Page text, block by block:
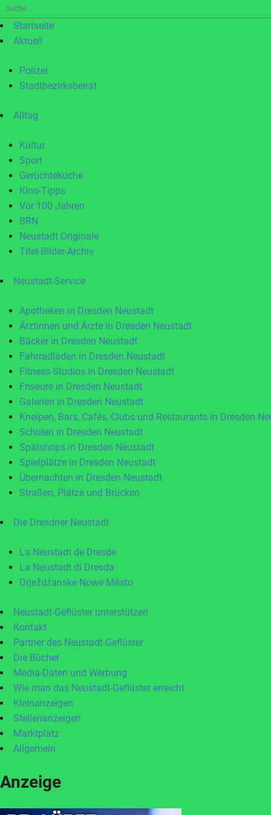
Suche
nach:Startseite
Aktuell
Polizei
Stadtbezirksbeirat
Alltag
Kultur
Sport
Gerüchteküche
Kino-Tipps
Vor 100 Jahren
BRN
Neustadt Originale
Titel-Bilder-Archiv
Neustadt-Service
Apotheken in Dresden Neustadt
Ärztinnen und Ärzte in Dresden Neustadt
Bäcker in Dresden Neustadt
Fahrradläden in Dresden Neustadt
Fitness-Studios in Dresden Neustadt
Friseure in Dresden Neustadt
Galerien in Dresden Neustadt
Kneipen, Bars, Cafés, Clubs und Restaurants in Dresden
Schulen in Dresden Neustadt
Spätshops in Dresden Neustadt
Spielplätze in Dresden Neustadt
Übernachten in Dresden Neustadt
Straßen, Plätze und Brücken
Die Dresdner Neustadt
La Neustadt de Dresde
La Neustadt di Dresda
Drježdźanske Nowe Město
Neustadt-Geflüster unterstützen
Kontakt
Partner des Neustadt-Geflüster
Die Bücher
Media-Daten und Werbung
Wie man das Neustadt-Geflüster erreicht
Kleinanzeigen
Stellenanzeigen
Marktplatz
Allgemein
Anzeige